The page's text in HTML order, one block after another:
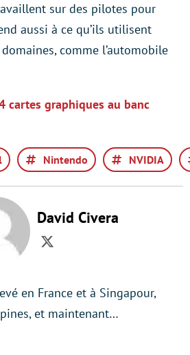
sur des pilotes pour
aussi à ce qu’ils utilisent
comme l’automobile
cartes graphiques au banc
Nintendo NVIDIA
David Civera
Twitter
en France et à Singapour,
et maintenant…